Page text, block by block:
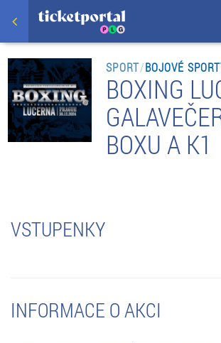
SPORT/BOJOVÉ
BOXING
BOXU A K1
VSTUPENKY
INFORMACE O AKCI